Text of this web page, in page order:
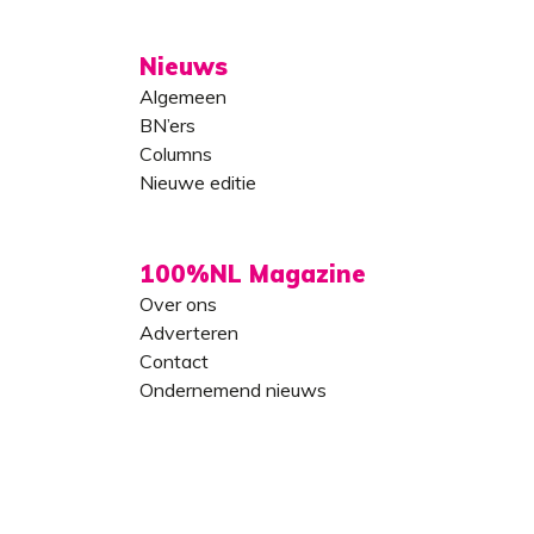
Nieuws
Algemeen
BN’ers
Columns
Nieuwe editie
100%NL Magazine
Over ons
Adverteren
Contact
Ondernemend nieuws